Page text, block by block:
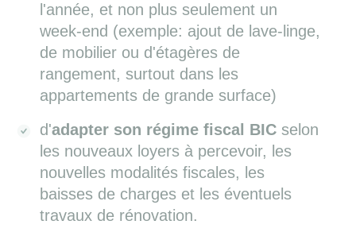
l'année, et non plus seulement un
week-end (exemple: ajout de lave-linge,
de mobilier ou d'étagères de
rangement, surtout dans les
appartements de grande surface)
d'adapter son régime fiscal BIC selon
les nouveaux loyers à percevoir, les
nouvelles modalités fiscales, les
baisses de charges et les éventuels
travaux de rénovation.